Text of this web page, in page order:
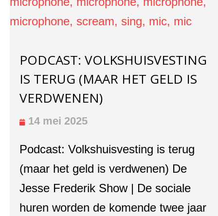
PODCAST: VOLKSHUISVESTING
IS TERUG (MAAR HET GELD IS
VERDWENEN)
14 mei 2025
Podcast: Volkshuisvesting is terug
(maar het geld is verdwenen) De
Jesse Frederik Show | De sociale
huren worden de komende twee jaar